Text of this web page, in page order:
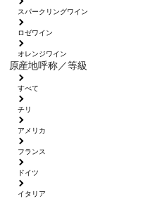
スパークリングワイン
ロゼワイン
オレンジワイン
原産地呼称／等級
すべて
チリ
アメリカ
フランス
ドイツ
イタリア